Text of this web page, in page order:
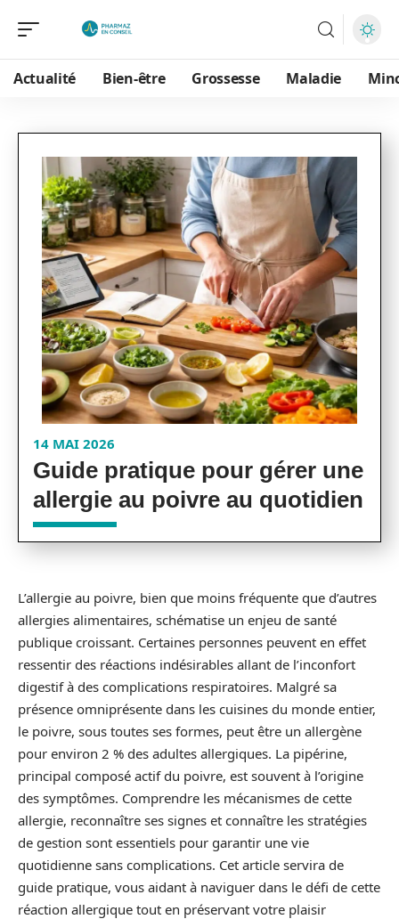
Actualité Bien-être Grossesse Maladie
14 MAI 2026
Guide pratique pour gérer une
allergie au poivre au quotidien
L’allergie au poivre, bien que moins fréquente que d’autres
allergies alimentaires, schématise un enjeu de santé
publique croissant. Certaines personnes peuvent en effet
ressentir des réactions indésirables allant de l’inconfort
digestif à des complications respiratoires. Malgré sa
présence omniprésente dans les cuisines du monde entier,
le poivre, sous toutes ses formes, peut être un allergène
pour environ 2 % des adultes allergiques. La pipérine,
principal composé actif du poivre, est souvent à l’origine
des symptômes. Comprendre les mécanismes de cette
allergie, reconnaître ses signes et connaître les stratégies
de gestion sont essentiels pour garantir une vie
quotidienne sans complications. Cet article servira de
guide pratique, vous aidant à naviguer dans le défi de cette
réaction allergique tout en préservant votre plaisir